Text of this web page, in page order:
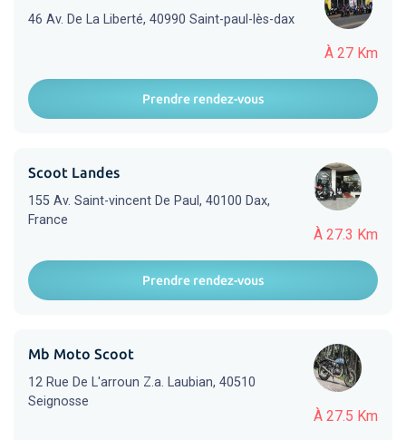
À 27 Km
46 Av. De La Liberté, 40990 Saint-paul-lès-dax
Prendre rendez-vous
À 27.3 Km
Scoot Landes
155 Av. Saint-vincent De Paul, 40100 Dax,
France
Prendre rendez-vous
À 27.5 Km
Mb Moto Scoot
12 Rue De L'arroun Z.a. Laubian, 40510
Seignosse